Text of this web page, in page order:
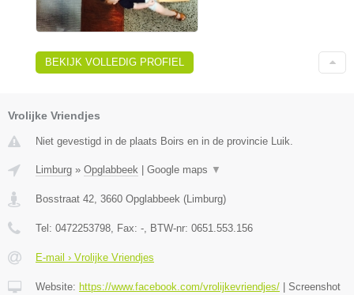
BEKIJK VOLLEDIG PROFIEL
Vrolijke Vriendjes
Niet gevestigd in de plaats Boirs en in de provincie Luik.
Limburg » Opglabbeek Google maps ▼
Bosstraat 42, 3660 Opglabbeek (Limburg)
Tel: 0472253798, Fax: -, BTW-nr: 0651.553.156
E-mail › Vrolijke Vriendjes
Website: https://www.facebook.com/vrolijkevriendjes/
Screenshot